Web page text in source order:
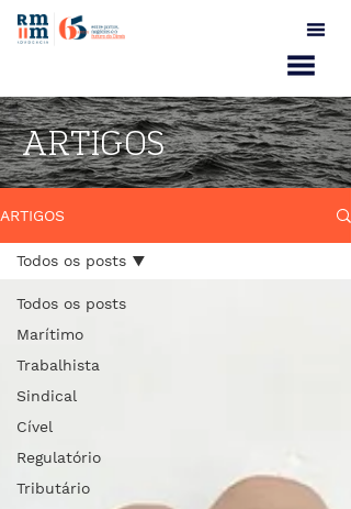
ARTIGOS
ARTIGOS
Todos os posts
Marítimo
Trabalhista
Sindical
Cível
Regulatório
Tributário
Todos os posts